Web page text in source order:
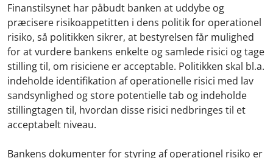
Finanstilsynet har påbudt banken at uddybe og
præcisere risikoappetitten i dens politik for operationel
risiko, så politikken sikrer, at bestyrelsen får mulighed
for at vurdere bankens enkelte og samlede risici og tage
stilling til, om risiciene er acceptable. Politikken skal bl.a.
indeholde identifikation af operationelle risici med lav
sandsynlighed og store potentielle tab og indeholde
stillingtagen til, hvordan disse risici nedbringes til et
acceptabelt niveau.
Bankens dokumenter for styring af operationel risiko er